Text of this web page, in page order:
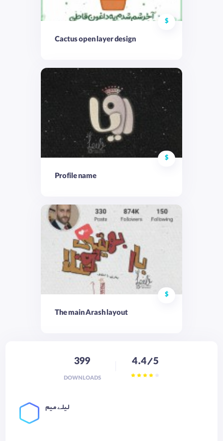
$
Cactus open layer design
$
Profile name
$
The main Arash layout
399
DOWNLOADS
4.4/5
لـیلـے مـیم